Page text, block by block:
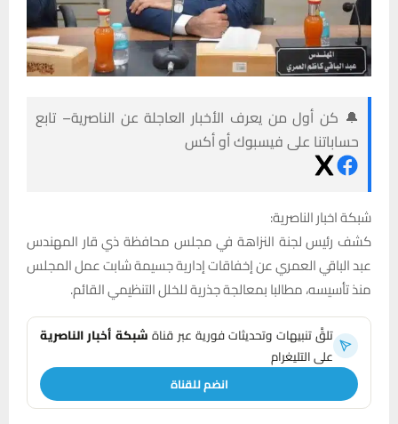
🔔 كن أول من يعرف الأخبار العاجلة عن الناصرية– تابع
حساباتنا على فيسبوك أو أكس
شبكة اخبار الناصرية:
كشف رئيس لجنة النزاهة في مجلس محافظة ذي قار المهندس
عبد الباقي العمري عن إخفاقات إدارية جسيمة شابت عمل المجلس
منذ تأسيسه، مطالبا بمعالجة جذرية للخلل التنظيمي القائم.
تلقَّ تنبيهات وتحديثات فورية عبر قناةشبكة أخبار الناصرية
على التليغرام
انضم للقناة